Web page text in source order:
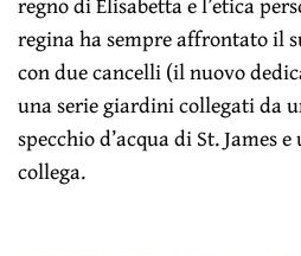
regina ha sempre affrontato il
con due cancelli (il nuovo
una serie giardini collegati da
specchio d’acqua di St. James
collega.